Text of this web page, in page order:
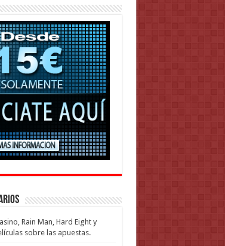
Rain Man, Hard Eight y
sobre las apuestas.